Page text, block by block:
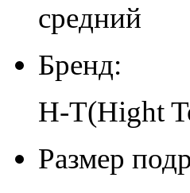
средний
Бренд:
H-T(Hight
Размер